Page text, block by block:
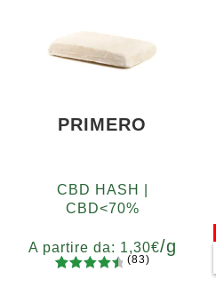
PRIMERO
CBD HASH |
CBD<70%
A partire da: 1,30€/g
(83)